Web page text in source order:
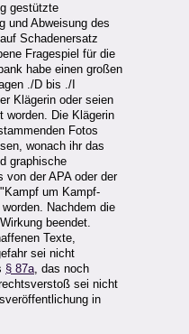
gestützte
und Abweisung des
Schadenersatz
Fragespiel für die
habe einen großen
./D bis ./I
Klägerin oder seien
worden. Die Klägerin
Fotos
wonach ihr das
graphische
der APA oder der
um Kampf-
Nachdem die
beendet.
Texte,
sei nicht
§ 87a, das noch
sei nicht
in